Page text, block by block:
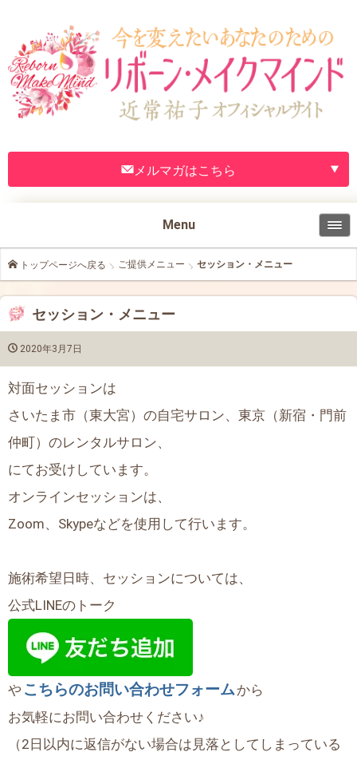
メルマガはこちら
Menu
トップページへ戻る ご提供メニュー セッション・メニュー
セッション・メニュー
2020年3月7日
対面セッションは
さいたま市（東大宮）の自宅サロン、東京（新宿・門前
仲町）のレンタルサロン、
にてお受けしています。
オンラインセッションは、
Zoom、Skypeなどを使用して行います。
施術希望日時、セッションについては、
公式LINEのトーク
や こちらのお問い合わせフォームから
お気軽にお問い合わせください♪
（2日以内に返信がない場合は見落としてしまっている